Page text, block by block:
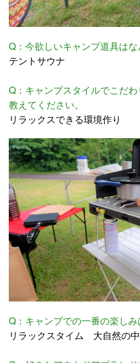
Q：今欲しいキャンプ道具はな
テントサウナ
Q：キャンプスタイルでこだ
教えてください。
リラックスできる環境作り
Q：キャンプでの一番の楽しみ
リラックスタイム 大自然の